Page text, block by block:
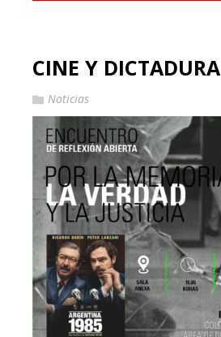
CINE Y DICTADURA
Noticias